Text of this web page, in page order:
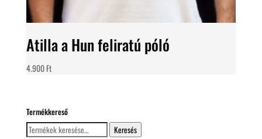
Atilla a Hun feliratú póló
4.900Ft
Termékkereső
Keresés
Keresés